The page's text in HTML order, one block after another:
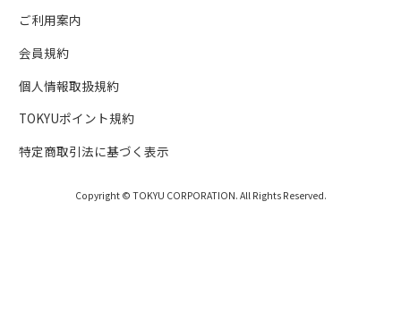
ご利用案内
会員規約
個人情報取扱規約
TOKYUポイント規約
特定商取引法に基づく表示
Copyright © TOKYU CORPORATION. All Rights Reserved.